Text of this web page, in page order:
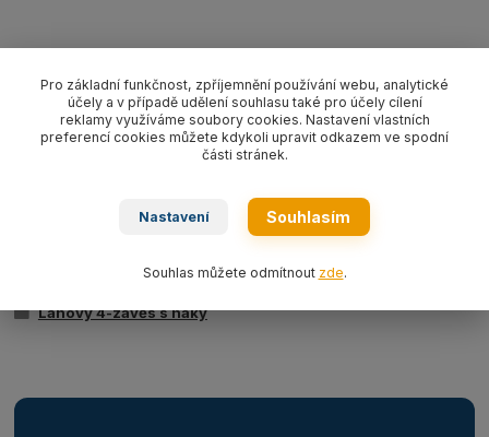
Kompletní specifikace
Lanový 4-závěs s háky s pojistkou pr. 14 mm/délka L dle
výběru, nosnost 4350/3150 kg (0-45°/45-60°). Provedení dle
Zboží zařazeno v kategoriích
Lanový 4-závěs s háky
Pro základní funkčnost, zpříjemnění používání webu, analytické
účely a v případě udělení souhlasu také pro účely cílení
reklamy využíváme soubory cookies. Nastavení vlastních
preferencí cookies můžete kdykoli upravit odkazem ve spodní
části stránek.
Nastavení Souhlasím
Souhlas můžete odmítnout zde.